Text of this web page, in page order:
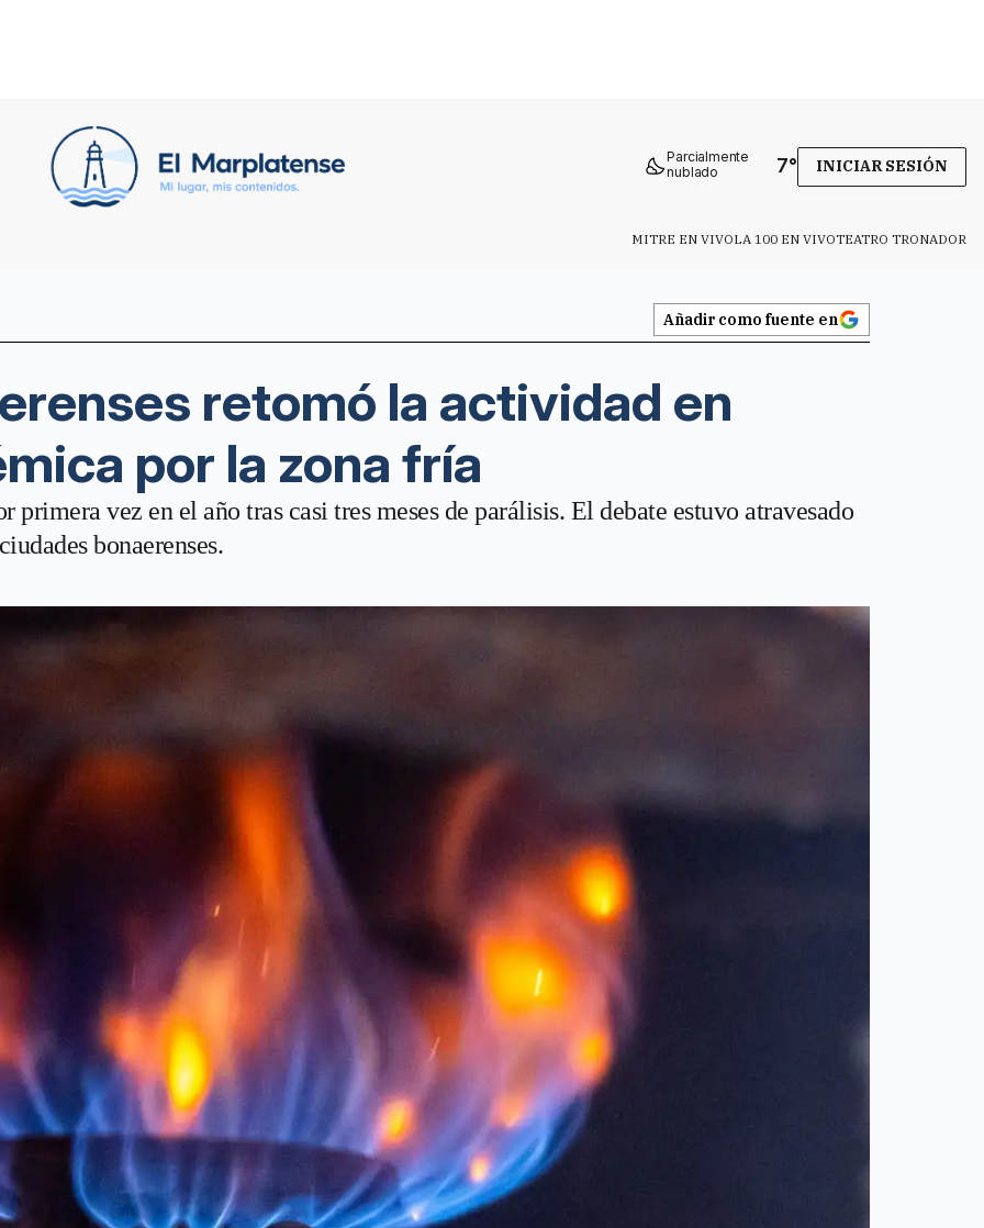
Parcialmente
nublado
7° INICIAR SESIÓN
MITRE EN VIVOLA 100 EN VIVOTEATRO TRONADOR
Añadir como fuente en
retomó la actividad en
por la zona fría
vez en el año tras casi tres meses de parálisis. El debate estuvo atravesado
bonaerenses.